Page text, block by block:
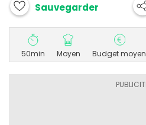
Sauvegarder
50min Moyen Budget moyen